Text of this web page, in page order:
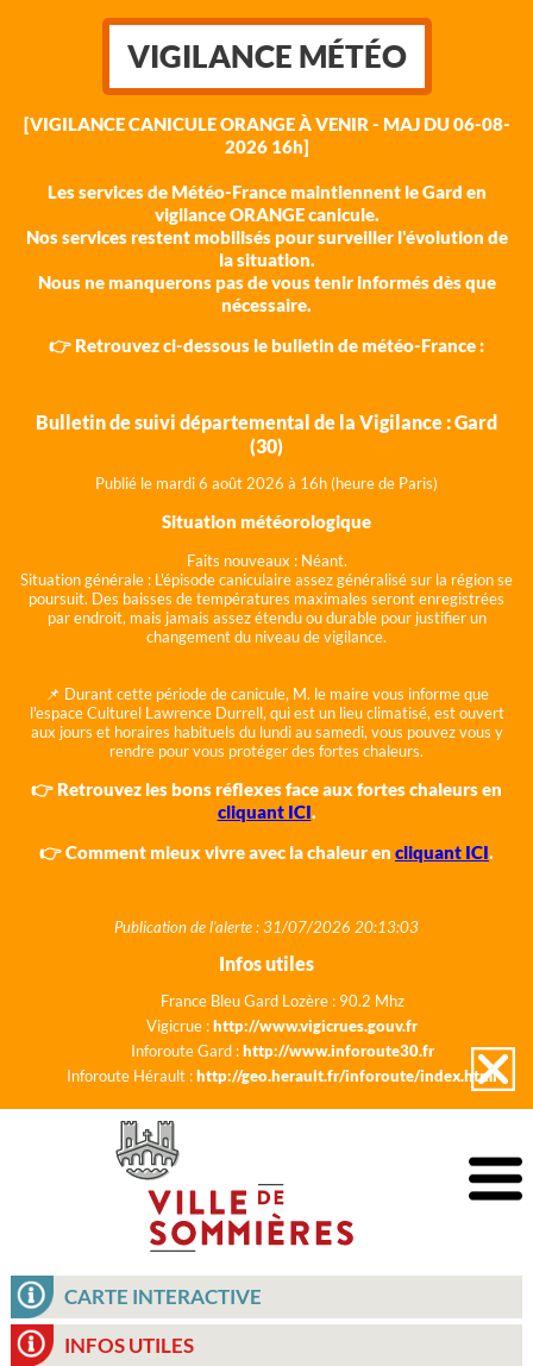
VIGILANCE MÉTÉO
[VIGILANCE CANICULE ORANGE À VENIR - MAJ DU 06-08-
2026 16h]
Les services de Météo-France maintiennent le Gard en
vigilance ORANGE canicule.
Nos services restent mobilisés pour surveiller l'évolution de
la situation.
Nous ne manquerons pas de vous tenir informés dès que
nécessaire.
👉 Retrouvez ci-dessous le bulletin de météo-France :
Bulletin de suivi départemental de la Vigilance : Gard
(30)
Publié le mardi 6 août 2026 à 16h (heure de Paris)
Situation météorologique
Faits nouveaux : Néant.
Situation générale : L'épisode caniculaire assez généralisé sur la région se
poursuit. Des baisses de températures maximales seront enregistrées
par endroit, mais jamais assez étendu ou durable pour justifier un
changement du niveau de vigilance.
📌 Durant cette période de canicule, M. le maire vous informe que
l'espace Culturel Lawrence Durrell, qui est un lieu climatisé, est ouvert
aux jours et horaires habituels du lundi au samedi, vous pouvez vous y
rendre pour vous protéger des fortes chaleurs.
👉 Retrouvez les bons réflexes face aux fortes chaleurs en
cliquant ICI.
👉 Comment mieux vivre avec la chaleur en cliquant ICI.
Publication de l'alerte : 31/07/2026 20:13:03
Infos utiles
France Bleu Gard Lozère : 90.2 Mhz
Vigicrue :http://www.vigicrues.gouv.fr
Inforoute Gard :http://www.inforoute30.fr
Inforoute Hérault :http://geo.herault.fr/inforoute/index.html
CARTE INTERACTIVE
INFOS UTILES